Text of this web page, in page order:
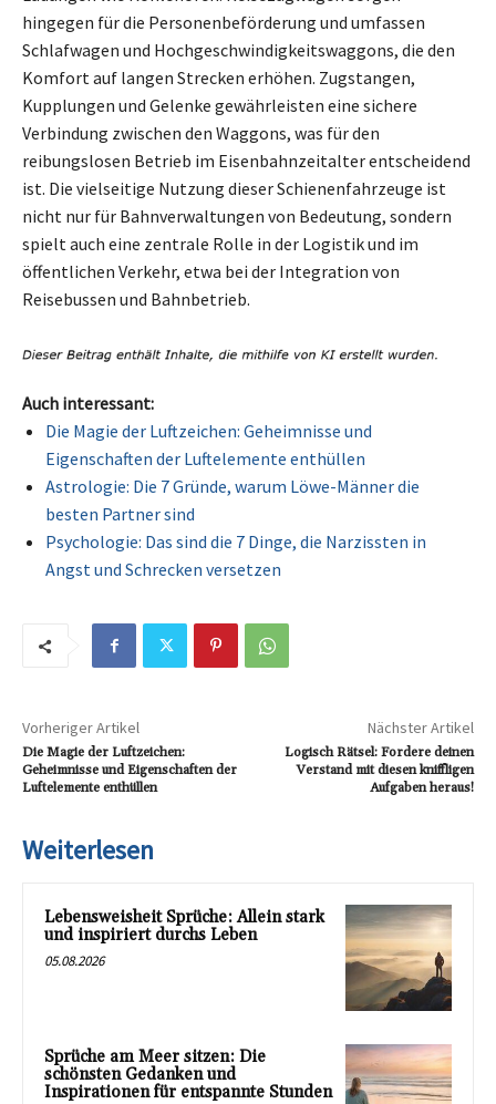
hingegen für die Personenbeförderung und umfassen
Schlafwagen und Hochgeschwindigkeitswaggons, die den
Komfort auf langen Strecken erhöhen. Zugstangen,
Kupplungen und Gelenke gewährleisten eine sichere
Verbindung zwischen den Waggons, was für den
reibungslosen Betrieb im Eisenbahnzeitalter entscheidend
ist. Die vielseitige Nutzung dieser Schienenfahrzeuge ist
nicht nur für Bahnverwaltungen von Bedeutung, sondern
spielt auch eine zentrale Rolle in der Logistik und im
öffentlichen Verkehr, etwa bei der Integration von
Reisebussen und Bahnbetrieb.
Auch interessant:
Die Magie der Luftzeichen: Geheimnisse und
Eigenschaften der Luftelemente enthüllen
Astrologie: Die 7 Gründe, warum Löwe-Männer die
besten Partner sind
Psychologie: Das sind die 7 Dinge, die Narzissten in
Angst und Schrecken versetzen
Vorheriger Artikel
Die Magie der Luftzeichen:
Geheimnisse und Eigenschaften der
Luftelemente enthüllen
Nächster Artikel
Logisch Rätsel: Fordere deinen
Verstand mit diesen kniffligen
Aufgaben heraus!
Weiterlesen
Lebensweisheit Sprüche: Allein stark
und inspiriert durchs Leben
05.08.2026
Sprüche am Meer sitzen: Die
schönsten Gedanken und
Inspirationen für entspannte Stunden